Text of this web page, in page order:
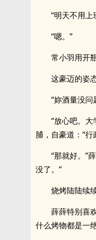
“明天不用上
“嗯。”
常小羽用开
这豪迈的姿
“妳酒量没问
“放心吧。
脯，自豪道：“
“那就好。”
没了。”
烧烤陆陆续
薛薛特别喜
什么烤物都是一绝